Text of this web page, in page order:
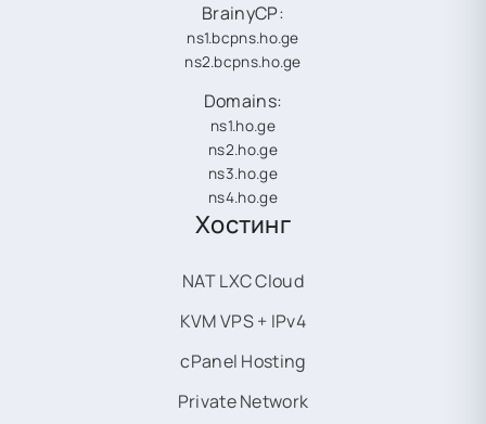
BrainyCP:
ns1.bcpns.ho.ge
ns2.bcpns.ho.ge
Domains:
ns1.ho.ge
ns2.ho.ge
ns3.ho.ge
ns4.ho.ge
Хостинг
NAT LXC Cloud
KVM VPS + IPv4
cPanel Hosting
Private Network